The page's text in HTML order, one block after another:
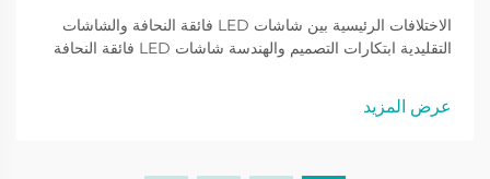
الاختلافات الرئيسية بين شاشات LED فائقة النحافة والشاشات
التقليدية ابتكارات التصميم والهندسة شاشات LED فائقة النحافة
أساسية لها. أقل بكثير في الحجم مقارنة بالتصميمات التقليدية
عرض المزيد